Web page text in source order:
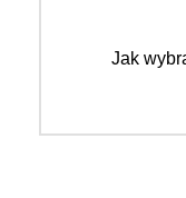
Next
Jak